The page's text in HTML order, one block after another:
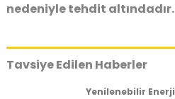
nedeniyle tehdit altındadır.
Tavsiye Edilen Haberler
Yenilenebilir Enerji